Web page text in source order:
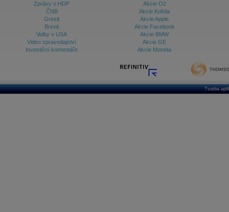
Zprávy o HDP
ČNB
Grexit
Brexit
Volby v USA
Video zpravodajství
Investiční komentáře
Akcie O2
Akcie Kofola
Akcie Apple
Akcie Facebook
Akcie BMW
Akcie GE
Akcie Moneta
Tvorba